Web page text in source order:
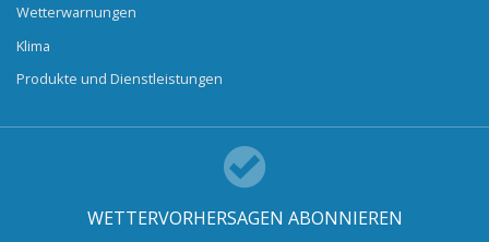
Wetterwarnungen
Klima
Produkte und Dienstleistungen
WETTERVORHERSAGEN ABONNIEREN